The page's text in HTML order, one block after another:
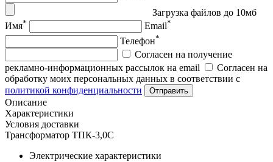
Загрузка файлов до 10мб
Имя* Email*
Телефон*
Согласен на получение
рекламно-информационных рассылок на email
Согласен на
обработку моих персональных данных в соответствии с
политикой конфиденциальности
Отправить
Описание
Характеристики
Условия доставки
Трансформатор ТПК-3,0С
Электрические характеристики